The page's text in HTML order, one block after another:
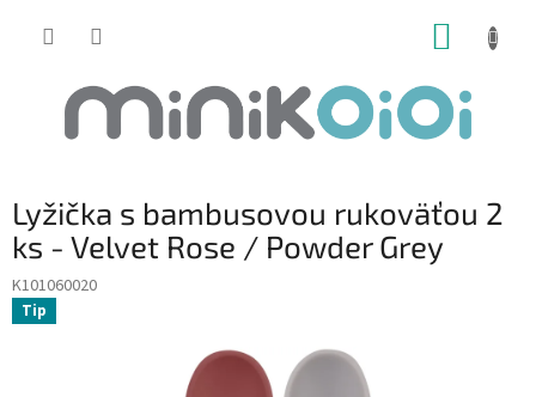
Lyžička s bambusovou rukoväťou 2
ks - Velvet Rose / Powder Grey
K101060020
Tip